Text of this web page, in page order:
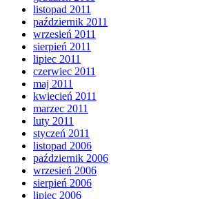
listopad 2011
październik 2011
wrzesień 2011
sierpień 2011
lipiec 2011
czerwiec 2011
maj 2011
kwiecień 2011
marzec 2011
luty 2011
styczeń 2011
listopad 2006
październik 2006
wrzesień 2006
sierpień 2006
lipiec 2006